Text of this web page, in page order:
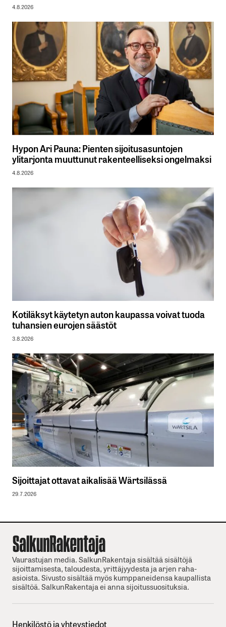
4.8.2026
Hypon Ari Pauna: Pienten sijoitusasuntojen
ylitarjonta muuttunut rakenteelliseksi ongelmaksi
4.8.2026
Kotiläksyt käytetyn auton kaupassa voivat tuoda
tuhansien eurojen säästöt
3.8.2026
Sijoittajat ottavat aikalisää Wärtsilässä
29.7.2026
Vaurastujan media. SalkunRakentaja sisältää sisältöjä
sijoittamisesta, taloudesta, yrittäjyydesta ja arjen raha-
asioista. Sivusto sisältää myös kumppaneidensa kaupallista
sisältöä. SalkunRakentaja ei anna sijoitussuosituksia.
Henkilöstö ja yhteystiedot